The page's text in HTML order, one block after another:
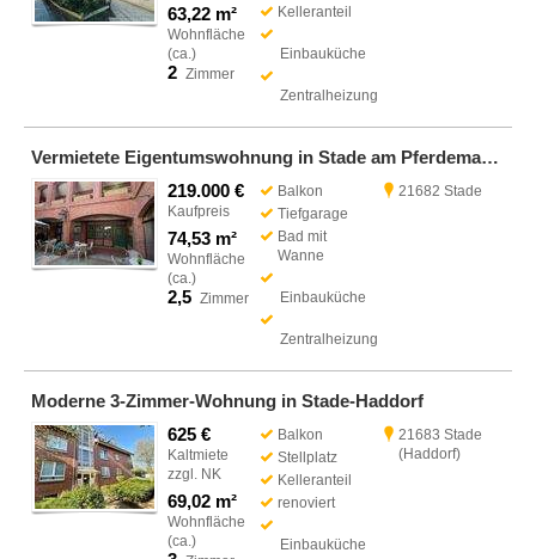
63,22 m²
Wohnfläche
(ca.)
2 Zimmer
Kelleranteil
Einbauküche
Zentralheizung
Vermietete Eigentumswohnung in Stade am Pferdemarkt
219.000 €
Kaufpreis
74,53 m²
Wohnfläche
(ca.)
2,5 Zimmer
Balkon
Tiefgarage
Bad mit
Wanne
Einbauküche
Zentralheizung
21682 Stade
Moderne 3-Zimmer-Wohnung in Stade-Haddorf
625 €
Kaltmiete
zzgl. NK
69,02 m²
Wohnfläche
(ca.)
Balkon
Stellplatz
Kelleranteil
renoviert
Einbauküche
21683 Stade
(Haddorf)